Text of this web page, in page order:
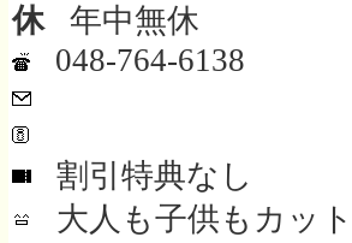
休年中無休
048-764-6138
割引特典なし
大人も子供もカッ